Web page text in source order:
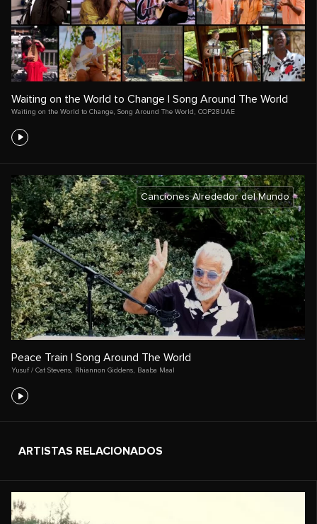
Waiting on the World to Change | Song Around The World
Waiting on the World to Change Song Around The World COP28UAE
Canciones Alrededor del Mundo
Peace Train | Song Around The World
Yusuf / Cat Stevens, Rhiannon Giddens, Baaba Maal
ARTISTAS RELACIONADOS